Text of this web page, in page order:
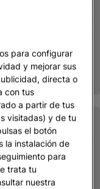
para configurar
y mejorar sus
directa o
con tus
a partir de tus
visitadas) y de tu
el botón
la instalación de
para
trata tu
nuestra